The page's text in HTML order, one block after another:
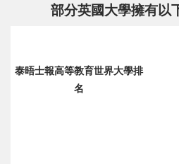
部分英國大學擁有以
泰晤士報高等教育世界大學排
名